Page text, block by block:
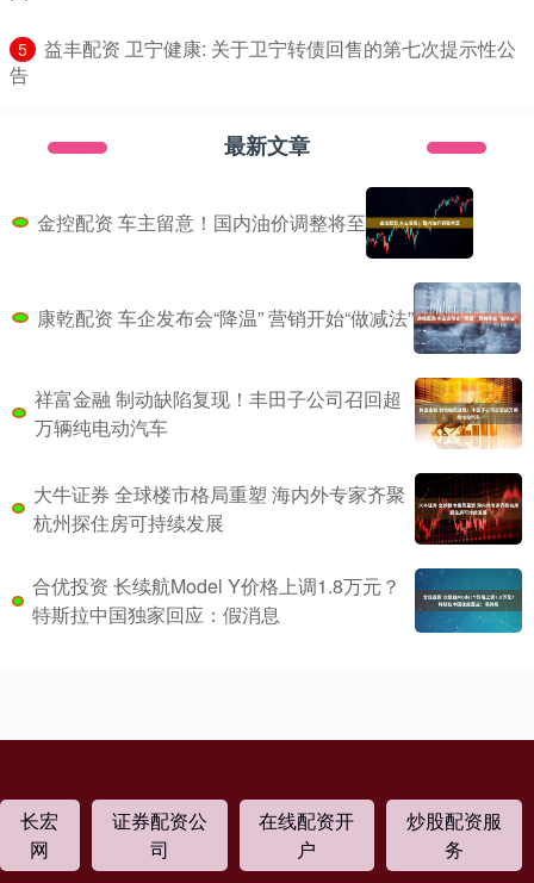
5
​益丰配资 卫宁健康: 关于卫宁转债回售的第七次提示性公
告
最新文章
金控配资 车主留意！国内油价调整将至
康乾配资 车企发布会“降温” 营销开始“做减法”
祥富金融 制动缺陷复现！丰田子公司召回超
万辆纯电动汽车
大牛证券 全球楼市格局重塑 海内外专家齐聚
杭州探住房可持续发展
合优投资 长续航Model Y价格上调1.8万元？
特斯拉中国独家回应：假消息
长宏
网
证券配资公
司
在线配资开
户
炒股配资服
务